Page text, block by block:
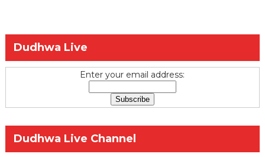
Dudhwa Live
Enter your email address:
Dudhwa Live Channel